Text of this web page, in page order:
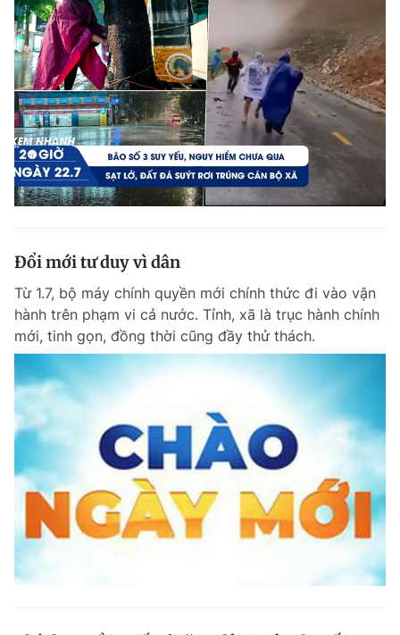
Đổi mới tư duy vì dân
Từ 1.7, bộ máy chính quyền mới chính thức đi vào vận
hành trên phạm vi cả nước. Tỉnh, xã là trục hành chính
mới, tinh gọn, đồng thời cũng đầy thử thách.